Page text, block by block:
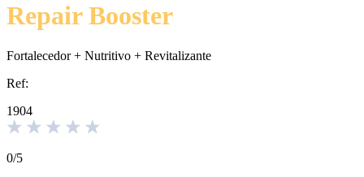
Repair Booster
Fortalecedor + Nutritivo + Revitalizante
Ref:
1904
0/5